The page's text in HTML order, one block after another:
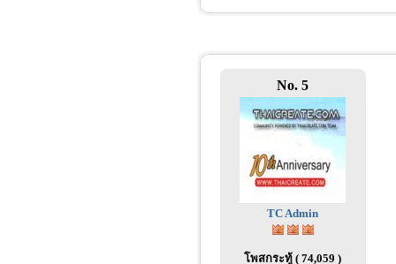
No. 5
TC Admin
โพสกระทู้ ( 74,059 )